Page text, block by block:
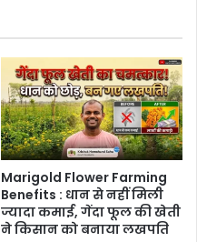
Marigold Flower Farming
Benefits : धान से नहीं मिली
ज्यादा कमाई, गेंदा फूल की खेती
ने किसान को बनाया लखपति